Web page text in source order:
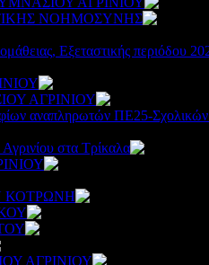
ΝΟΗΜΟΣΥΝΗΣ
Εξεταστικής περιόδου
ΑΓΡΙΝΙΟΥ
αναπληρωτών ΠΕ25-Σχολικών
στα Τρίκαλα
ΚΟΤΡΩΝΗ
ΑΓΡΙΝΙΟΥ